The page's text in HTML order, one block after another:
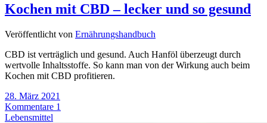
Kochen mit CBD – lecker und so gesund
Veröffentlicht von Ernährungshandbuch
CBD ist verträglich und gesund. Auch Hanföl überzeugt durch
wertvolle Inhaltsstoffe. So kann man von der Wirkung auch beim
Kochen mit CBD profitieren.
28. März 2021
Kommentare 1
Lebensmittel